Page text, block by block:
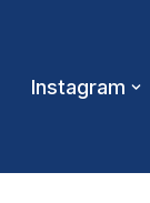
Instagram